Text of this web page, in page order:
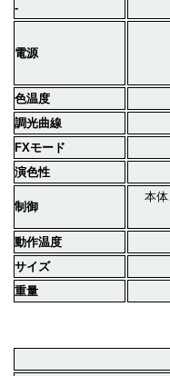
-
電源
色温度
調光曲線
FXモード
演色性
制御
本
動作温度
サイズ
重量